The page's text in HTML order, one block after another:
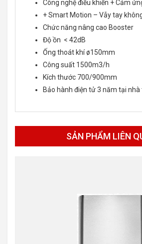
Công nghệ điều khiển + Cảm
+ Smart Motion – Vẫy tay
Chức năng nâng cao Booster
Độ ồn < 42dB
Ống thoát khí ø150mm
Công suất 1500m3/h
Kích thước 700/900mm
Bảo hành điện tử 3 năm tại
SẢN PHẨM LIÊN